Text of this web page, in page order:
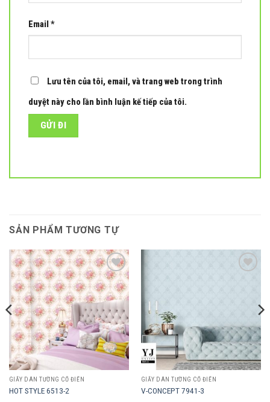
Email *
Lưu tên của tôi, email, và trang web trong trình
duyệt này cho lần bình luận kế tiếp của tôi.
SẢN PHẨM TƯƠNG TỰ
Add to
wishlist
GIẤY DÁN TƯỜNG CỔ ĐIỂN
HOT STYLE 6513-2
GIẤY DÁN TƯỜNG CỔ ĐIỂN
V-CONCEPT 7941-3